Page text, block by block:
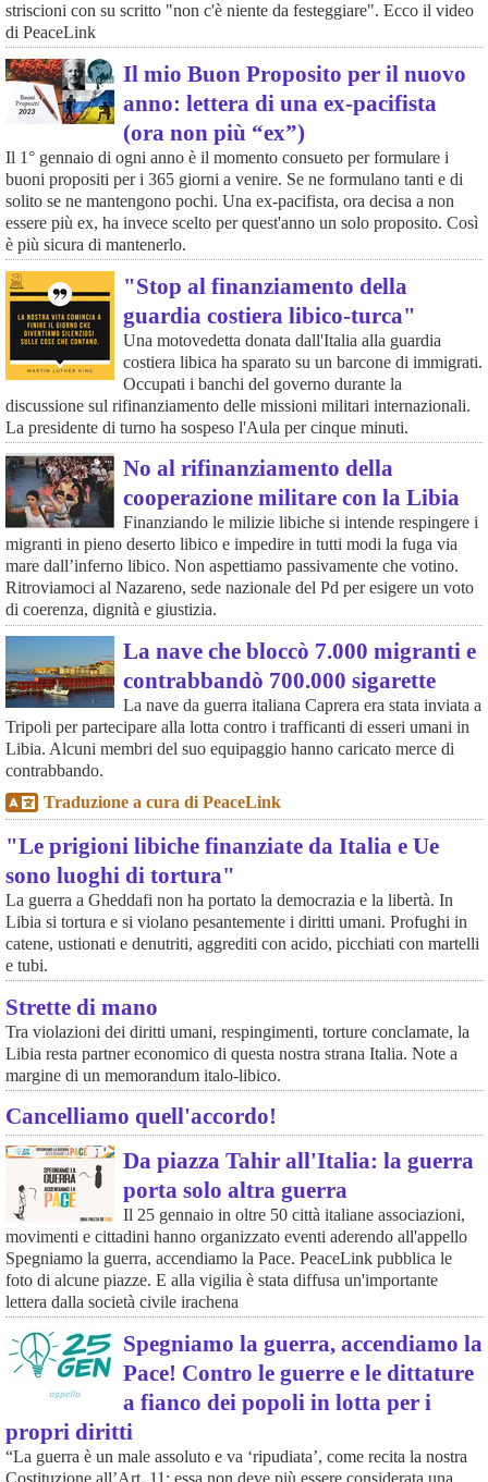
striscioni con su scritto "non c'è niente da festeggiare". Ecco il video
di PeaceLink
Il mio Buon Proposito per il nuovo
anno: lettera di una ex-pacifista
(ora non più “ex”)
Il 1° gennaio di ogni anno è il momento consueto per formulare i
buoni propositi per i 365 giorni a venire. Se ne formulano tanti e di
solito se ne mantengono pochi. Una ex-pacifista, ora decisa a non
essere più ex, ha invece scelto per quest'anno un solo proposito. Così
è più sicura di mantenerlo.
"Stop al finanziamento della
guardia costiera libico-turca"
Una motovedetta donata dall'Italia alla guardia
costiera libica ha sparato su un barcone di immigrati.
Occupati i banchi del governo durante la
discussione sul rifinanziamento delle missioni militari internazionali.
La presidente di turno ha sospeso l'Aula per cinque minuti.
No al rifinanziamento della
cooperazione militare con la Libia
Finanziando le milizie libiche si intende respingere i
migranti in pieno deserto libico e impedire in tutti modi la fuga via
mare dall’inferno libico. Non aspettiamo passivamente che votino.
Ritroviamoci al Nazareno, sede nazionale del Pd per esigere un voto
di coerenza, dignità e giustizia.
La nave che bloccò 7.000 migranti e
contrabbandò 700.000 sigarette
La nave da guerra italiana Caprera era stata inviata a
Tripoli per partecipare alla lotta contro i trafficanti di esseri umani in
Libia. Alcuni membri del suo equipaggio hanno caricato merce di
contrabbando.
Traduzione a cura di PeaceLink
"Le prigioni libiche finanziate da Italia e Ue
sono luoghi di tortura"
La guerra a Gheddafi non ha portato la democrazia e la libertà. In
Libia si tortura e si violano pesantemente i diritti umani. Profughi in
catene, ustionati e denutriti, aggrediti con acido, picchiati con martelli
e tubi.
Strette di mano
Tra violazioni dei diritti umani, respingimenti, torture conclamate, la
Libia resta partner economico di questa nostra strana Italia. Note a
margine di un memorandum italo-libico.
Cancelliamo quell'accordo!
Da piazza Tahir all'Italia: la guerra
porta solo altra guerra
Il 25 gennaio in oltre 50 città italiane associazioni,
movimenti e cittadini hanno organizzato eventi aderendo all'appello
Spegniamo la guerra, accendiamo la Pace. PeaceLink pubblica le
foto di alcune piazze. E alla vigilia è stata diffusa un'importante
lettera dalla società civile irachena
Spegniamo la guerra, accendiamo la
Pace! Contro le guerre e le dittature
a fianco dei popoli in lotta per i
propri diritti
“La guerra è un male assoluto e va ‘ripudiata’, come recita la nostra
Costituzione all’Art. 11: essa non deve più essere considerata una